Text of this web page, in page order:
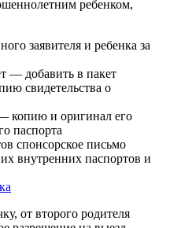
ребенком,
заявителя и ребенка за
— добавить в пакет
свидетельства о
копию и оригинал его
паспорта
спонсорское письмо
внутренних паспортов и
от второго родителя